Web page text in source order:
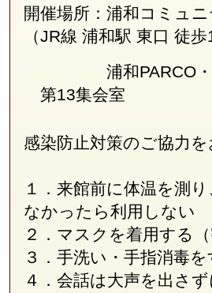
開催場所：浦和コミュ
（JR線 浦和駅 東口 徒歩
浦和PARCO
第13集会室
感染防止対策のご協力を
１．来館前に体温を測
なかったら利用しない
２．マスクを着用する（
３．手洗い・手指消毒を
４．会話は大声を出さ